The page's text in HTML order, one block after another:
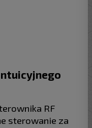
RF
sterowanie za